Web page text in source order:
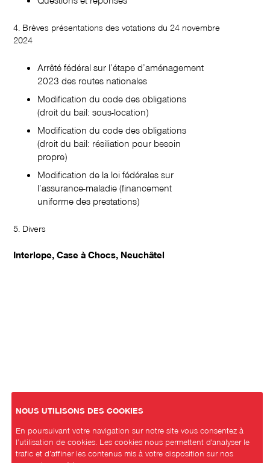
4. Brèves présentations des votations du 24 novembre
2024
Arrêté fédéral sur l’étape d’aménagement
2023 des routes nationales
Modification du code des obligations
(droit du bail: sous-location)
Modification du code des obligations
(droit du bail: résiliation pour besoin
propre)
Modification de la loi fédérales sur
l’assurance-maladie (financement
uniforme des prestations)
5. Divers
Interlope, Case à Chocs, Neuchâtel
NOUS UTILISONS DES COOKIES
En poursuivant votre navigation sur notre site vous consentez à
l’utilisation de cookies. Les cookies nous permettent d'analyser le
trafic et d’affiner les contenus mis à votre disposition sur nos